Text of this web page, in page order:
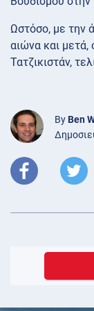
Ωστόσο, με την
αιώνα και
Τατζικιστάν,
By Ben